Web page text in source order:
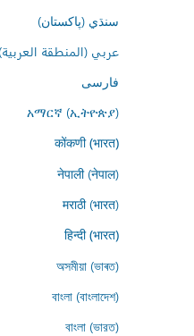
سنڌي (پاکستان)
عربي (المنطقة العربية)
فارسى
አማርኛ (ኢትዮጵያ)
कोंकणी (भारत)
नेपाली (नेपाल)
मराठी (भारत)
हिन्दी (भारत)
অসমীয়া (ভাৰত)
বাংলা (বাংলাদেশ)
বাংলা (ভারত)